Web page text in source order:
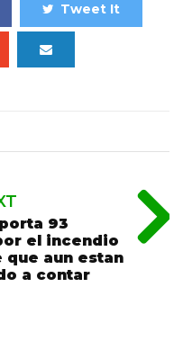
Tweet It
93
el incendio
que aun estan
a contar